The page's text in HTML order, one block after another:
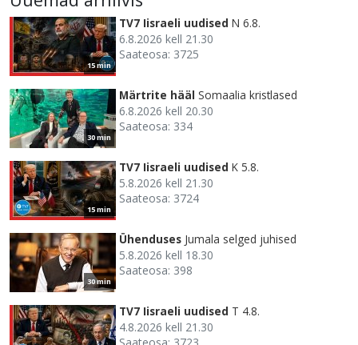
15 min
TV7 Iisraeli uudised N 6.8.
6.8.2026 kell 21.30
Saateosa: 3725
30 min
Märtrite hääl Somaalia kristlased
6.8.2026 kell 20.30
Saateosa: 334
15 min
TV7 Iisraeli uudised K 5.8.
5.8.2026 kell 21.30
Saateosa: 3724
30 min
Ühenduses Jumala selged juhised
5.8.2026 kell 18.30
Saateosa: 398
TV7 Iisraeli uudised T 4.8.
4.8.2026 kell 21.30